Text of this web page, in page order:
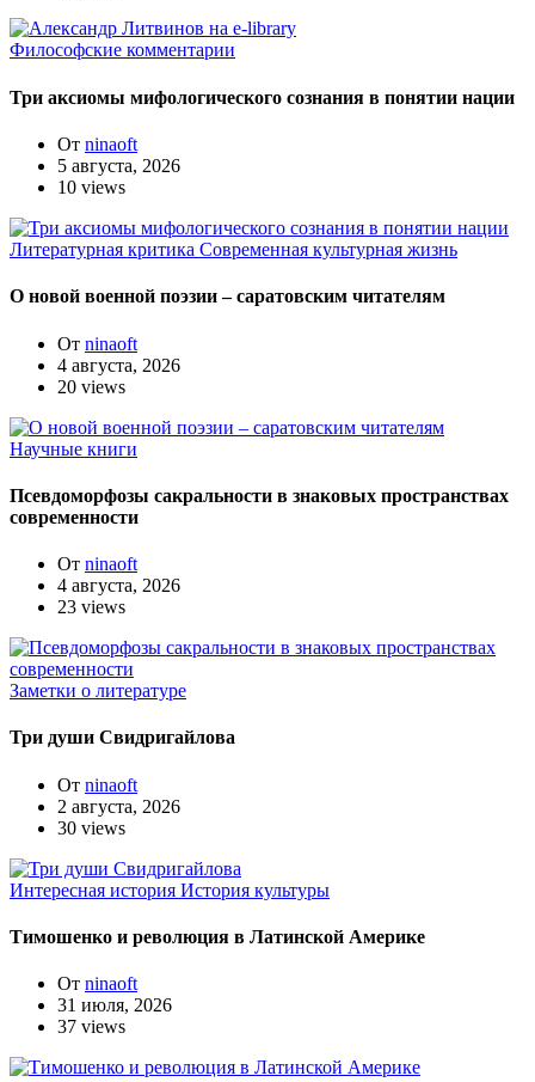
Философские комментарии
Три аксиомы мифологического сознания в понятии нации
От ninaoft
5 августа, 2026
10 views
Литературная критика Современная культурная жизнь
О новой военной поэзии – саратовским читателям
От ninaoft
4 августа, 2026
20 views
Научные книги
Псевдоморфозы сакральности в знаковых пространствах
современности
От ninaoft
4 августа, 2026
23 views
Заметки о литературе
Три души Свидригайлова
От ninaoft
2 августа, 2026
30 views
Интересная история История культуры
Тимошенко и революция в Латинской Америке
От ninaoft
31 июля, 2026
37 views